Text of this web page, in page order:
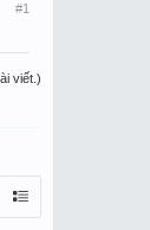
#1
viết.)